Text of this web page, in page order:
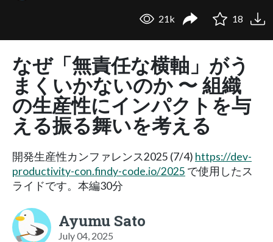
21k 18
なぜ「無責任な横軸」がう
まくいかないのか 〜 組織
の生産性にインパクトを与
える振る舞いを考える
開発生産性カンファレンス2025 (7/4) https://dev-
productivity-con.findy-code.io/2025 で使用したス
ライドです。本編30分
Ayumu Sato
July 04, 2025